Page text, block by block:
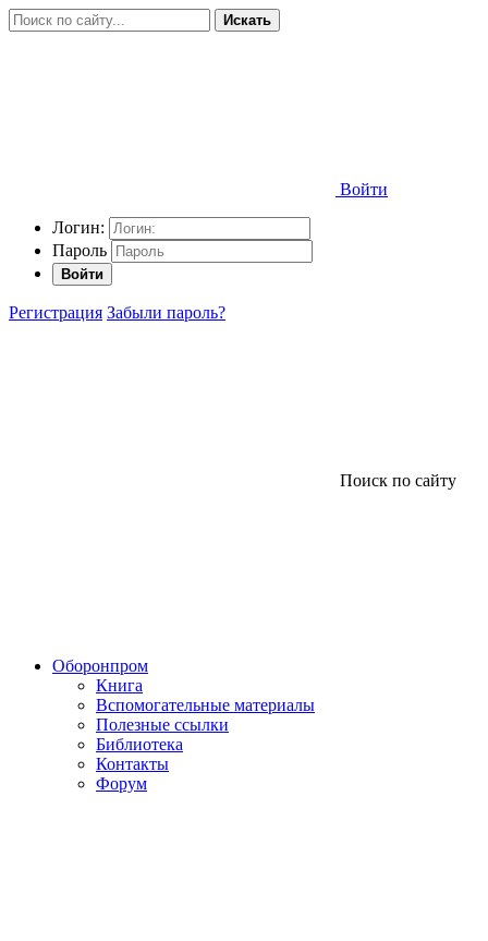
Искать
Войти
Логин:
Пароль
Войти
Регистрация Забыли пароль?
Поиск по сайту
Оборонпром
Книга
Вспомогательные материалы
Полезные ссылки
Библиотека
Контакты
Форум